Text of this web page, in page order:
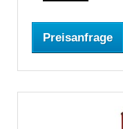
Preisanfrage